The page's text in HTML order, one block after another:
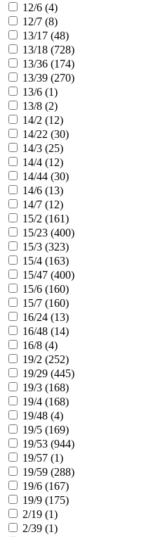
12/6 (4)
12/7 (8)
13/17 (48)
13/18 (728)
13/36 (174)
13/39 (270)
13/6 (1)
13/8 (2)
14/2 (12)
14/22 (30)
14/3 (25)
14/4 (12)
14/44 (30)
14/6 (13)
14/7 (12)
15/2 (161)
15/23 (400)
15/3 (323)
15/4 (163)
15/47 (400)
15/6 (160)
15/7 (160)
16/24 (13)
16/48 (14)
16/8 (4)
19/2 (252)
19/29 (445)
19/3 (168)
19/4 (168)
19/48 (4)
19/5 (169)
19/53 (944)
19/57 (1)
19/59 (288)
19/6 (167)
19/9 (175)
2/19 (1)
2/39 (1)